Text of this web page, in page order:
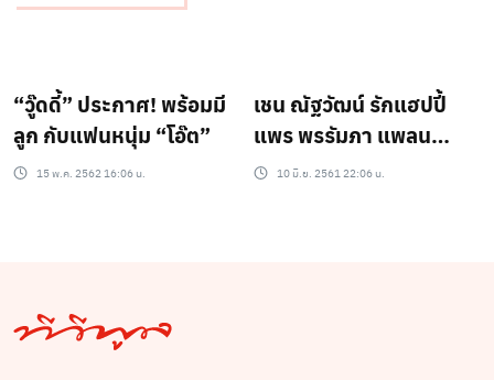
“วู๊ดดี้” ประกาศ! พร้อมมี
ลูก กับแฟนหนุ่ม “โอ๊ต”
15 พ.ค. 2562 16:06 น.
เชน ณัฐวัฒน์ รักแฮปปี้
แพร พรรัมภา แพลน
อนาคตร่วมกัน
10 มิ.ย. 2561 22:06 น.